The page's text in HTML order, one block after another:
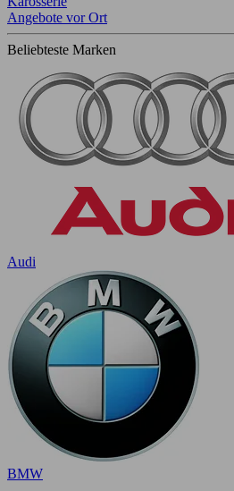
Angebote vor Ort
Beliebteste Marken
Audi
BMW